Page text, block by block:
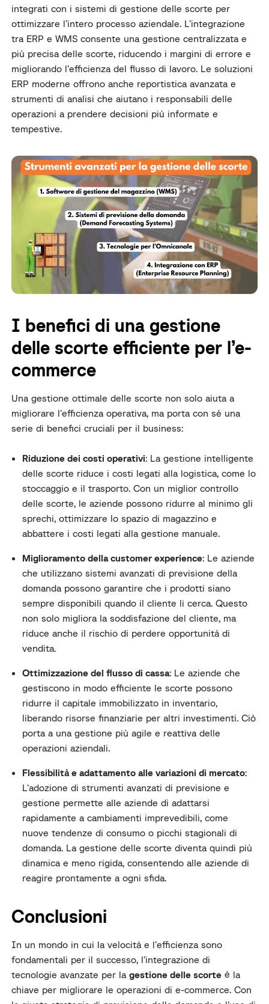
integrati con i sistemi di gestione delle scorte per
ottimizzare l’intero processo aziendale. L’integrazione
tra ERP e WMS consente una gestione centralizzata e
più precisa delle scorte, riducendo i margini di errore e
migliorando l’efficienza del flusso di lavoro. Le soluzioni
ERP moderne offrono anche reportistica avanzata e
strumenti di analisi che aiutano i responsabili delle
operazioni a prendere decisioni più informate e
tempestive.
I benefici di una gestione
delle scorte efficiente per l’e-
commerce
Una gestione ottimale delle scorte non solo aiuta a
migliorare l’efficienza operativa, ma porta con sé una
serie di benefici cruciali per il business:
Riduzione dei costi operativi: La gestione intelligente
delle scorte riduce i costi legati alla logistica, come lo
stoccaggio e il trasporto. Con un miglior controllo
delle scorte, le aziende possono ridurre al minimo gli
sprechi, ottimizzare lo spazio di magazzino e
abbattere i costi legati alla gestione manuale.
Miglioramento della customer experience: Le aziende
che utilizzano sistemi avanzati di previsione della
domanda possono garantire che i prodotti siano
sempre disponibili quando il cliente li cerca. Questo
non solo migliora la soddisfazione del cliente, ma
riduce anche il rischio di perdere opportunità di
vendita.
Ottimizzazione del flusso di cassa: Le aziende che
gestiscono in modo efficiente le scorte possono
ridurre il capitale immobilizzato in inventario,
liberando risorse finanziarie per altri investimenti. Ciò
porta a una gestione più agile e reattiva delle
operazioni aziendali.
Flessibilità e adattamento alle variazioni di mercato:
L’adozione di strumenti avanzati di previsione e
gestione permette alle aziende di adattarsi
rapidamente a cambiamenti imprevedibili, come
nuove tendenze di consumo o picchi stagionali di
domanda. La gestione delle scorte diventa quindi più
dinamica e meno rigida, consentendo alle aziende di
reagire prontamente a ogni sfida.
Conclusioni
In un mondo in cui la velocità e l’efficienza sono
fondamentali per il successo, l’integrazione di
tecnologie avanzate per lagestione delle scorte è la
chiave per migliorare le operazioni di e-commerce. Con